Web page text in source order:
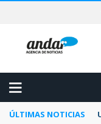
ÚLTIMAS NOTICIAS